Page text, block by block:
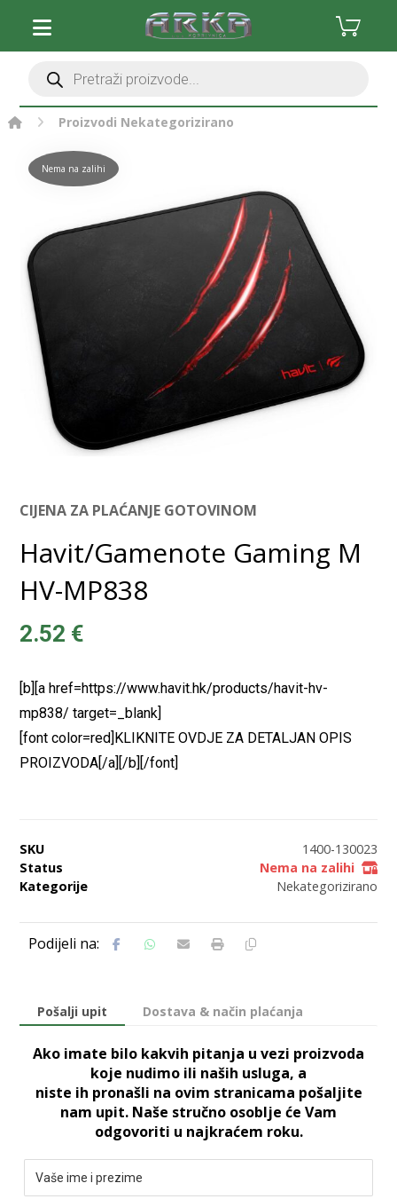
Proizvodi Nekategorizirano
Nema na zalihi
CIJENA ZA PLAĆANJE GOTOVINOM
Havit/Gamenote Gaming M
HV-MP838
2.52 €
[b][a href=https://www.havit.hk/products/havit-hv-
mp838/ target=_blank]
[font color=red]KLIKNITE OVDJE ZA DETALJAN OPIS
PROIZVODA[/a][/b][/font]
SKU
1400-130023
Status
Nema na zalihi
Kategorije
Nekategorizirano
Pošalji upit Dostava & način plaćanja
Ako imate bilo kakvih pitanja u vezi proizvoda
koje nudimo ili naših usluga, a
niste ih pronašli na ovim stranicama pošaljite
nam upit. Naše stručno osoblje će Vam
odgovoriti u najkraćem roku.